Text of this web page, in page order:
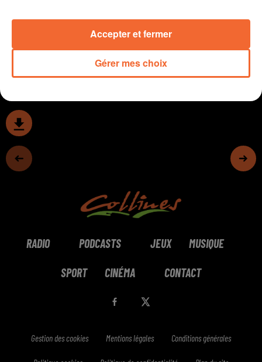
Pentecôte pour un rendez-vous musical exceptionnel et
unique en France.
RADIO PODCASTS JEUX MUSIQUE
SPORT CINÉMA CONTACT
Gestion des cookies Mentions légales Conditions générales
Gérer mes choix
Accepter et fermer